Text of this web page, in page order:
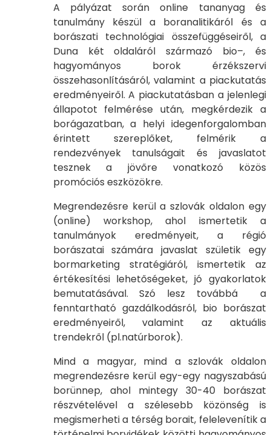
A pályázat során online tananyag és
tanulmány készül a boranalitikáról és a
borászati technológiai összefüggéseiről, a
Duna két oldaláról származó bio–, és
hagyományos borok érzékszervi
összehasonlításáról, valamint a piackutatás
eredményeiről. A piackutatásban a jelenlegi
állapotot felmérése után, megkérdezik a
borágazatban, a helyi idegenforgalomban
érintett szereplőket, felmérik a
rendezvények tanulságait és javaslatot
tesznek a jövőre vonatkozó közös
promóciós eszközökre.
Megrendezésre kerül a szlovák oldalon egy
(online) workshop, ahol ismertetik a
tanulmányok eredményeit, a régió
borászatai számára javaslat születik egy
bormarketing stratégiáról, ismertetik az
értékesítési lehetőségeket, jó gyakorlatok
bemutatásával. Szó lesz továbbá a
fenntartható gazdálkodásról, bio borászat
eredményeiről, valamint az aktuális
trendekről (pl.natúrborok).
Mind a magyar, mind a szlovák oldalon
megrendezésre kerül egy-egy nagyszabású
borünnep, ahol mintegy 30-40 borászat
részvételével a szélesebb közönség is
megismerheti a térség borait, felelevenítik a